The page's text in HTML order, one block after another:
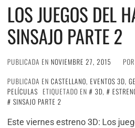
LOS JUEGOS DEL
SINSAJO PARTE 2
PUBLICADA EN NOVIEMBRE 27, 2015 POR
PUBLICADA EN CASTELLANO, EVENTOS 3D,
PELÍCULAS ETIQUETADO EN 3D,
SINSAJO PARTE 2
Este viernes estreno 3D: Los